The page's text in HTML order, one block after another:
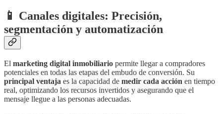
📱 Canales digitales: Precisión,
segmentación y automatización
El marketing digital inmobiliario permite llegar a compradores
potenciales en todas las etapas del embudo de conversión. Su
principal ventaja es la capacidad de medir cada acción en tiempo
real, optimizando los recursos invertidos y asegurando que el
mensaje llegue a las personas adecuadas.